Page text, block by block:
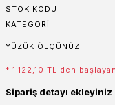
STOK KODU
KATEGORI
YÜZÜK ÖLÇÜNÜZ
* 1.122,10 TL den
Sipariş detayı ekleyiniz